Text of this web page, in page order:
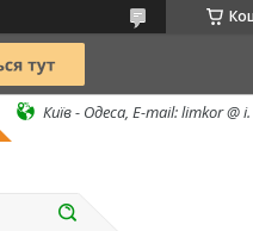
Київ - Одеса, E-mail: limkor @